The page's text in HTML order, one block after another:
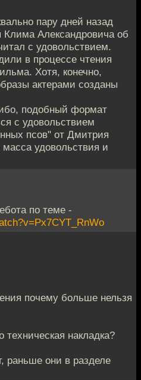
пару дней назад
Клима Александровича об
с удовольствием.
в процессе чтения
Хотя, конечно,
актерами созданы
подобный формат
с удовольствием
псов" от Дмитрия
удовольствия и
по теме -
почему больше нельзя
техническая накладка?
раньше они в разделе